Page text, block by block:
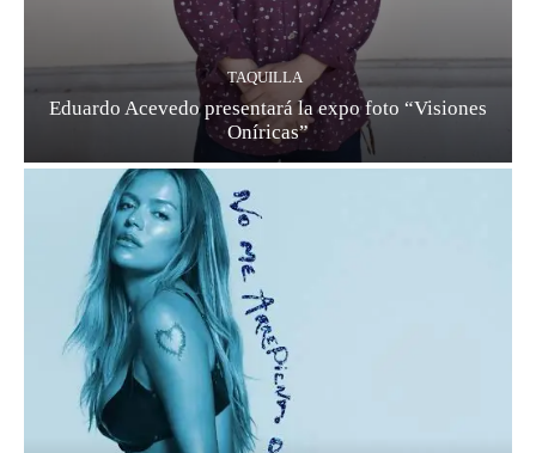
TAQUILLA
Eduardo Acevedo presentará la expo foto “Visiones
Oníricas”